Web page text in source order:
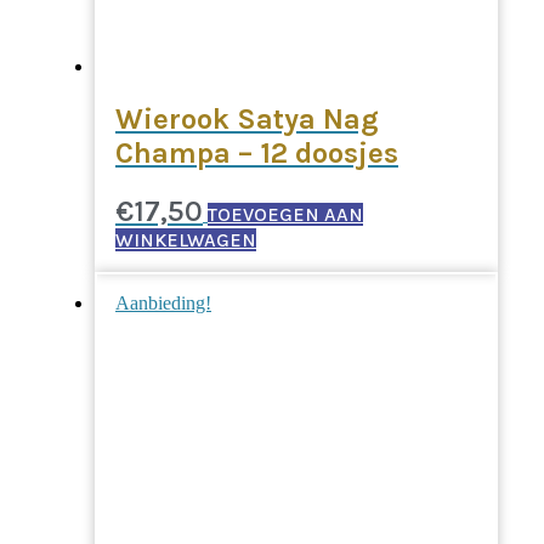
Wierook Satya Nag
Champa – 12 doosjes
€17,50 TOEVOEGEN AAN
WINKELWAGEN
Aanbieding!